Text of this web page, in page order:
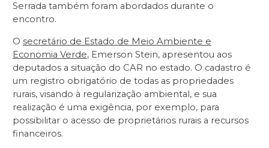
Serrada também foram abordados durante o
encontro.
O secretário de Estado de Meio Ambiente e
Economia Verde, Emerson Stein, apresentou aos
deputados a situação do CAR no estado. O cadastro é
um registro obrigatório de todas as propriedades
rurais, visando à regularização ambiental, e sua
realização é uma exigência, por exemplo, para
possibilitar o acesso de proprietários rurais a recursos
financeiros.